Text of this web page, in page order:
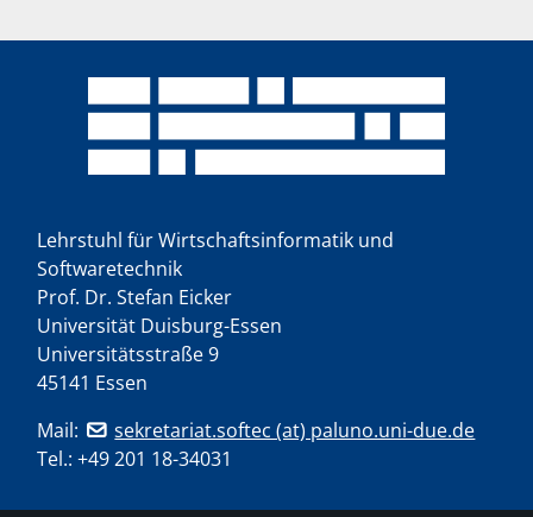
Lehrstuhl für Wirtschaftsinformatik und
Softwaretechnik
Prof. Dr. Stefan Eicker
Universität Duisburg-Essen
Universitätsstraße 9
45141 Essen
Mail:
sekretariat.softec (at) paluno.uni-due.de
Tel.: +49 201 18-34031